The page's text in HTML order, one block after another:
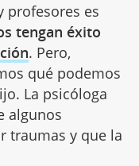
profesores es
tengan éxito
. Pero,
qué podemos
La psicóloga
algunos
traumas y que la